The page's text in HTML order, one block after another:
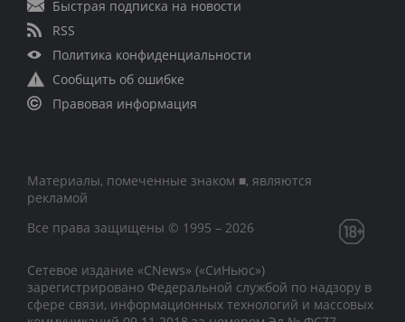
Быстрая подписка на новости
RSS
Политика конфиденциальности
Сообщить об ошибке
Правовая информация
Материалы, помеченные знаком ■, являются
рекламой
Все права защищены © 1995 – 2026
Сетевое издание «CNews» («СиНьюс»)
зарегистрировано Федеральной службой по надзору в
сфере связи, информационных технологий и массовых